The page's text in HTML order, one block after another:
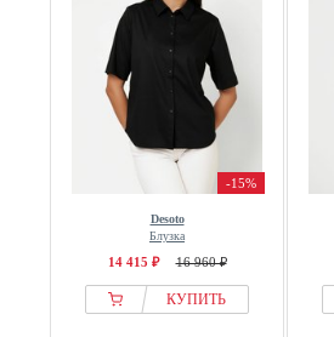
-15%
Desoto
Блузка
14 415 ₽ 16 960 ₽
КУПИТЬ